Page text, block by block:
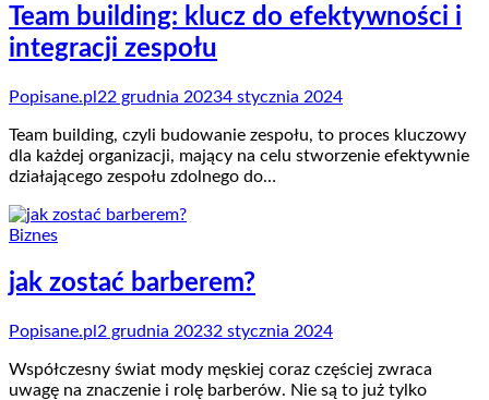
Team building: klucz do efektywności i
integracji zespołu
Popisane.pl 22 grudnia 20234 stycznia 2024
Team building, czyli budowanie zespołu, to proces kluczowy
dla każdej organizacji, mający na celu stworzenie efektywnie
działającego zespołu zdolnego do…
Biznes
jak zostać barberem?
Popisane.pl2 grudnia 20232 stycznia 2024
Współczesny świat mody męskiej coraz częściej zwraca
uwagę na znaczenie i rolę barberów. Nie są to już tylko